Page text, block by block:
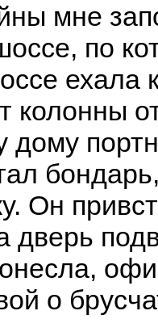
мне
по
ехала
колонны
Он
дверь
о